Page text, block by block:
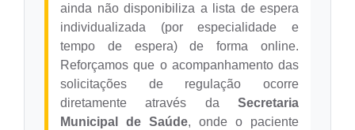
Cadastro usuários de transporte para Trabalho
Arquivos para Download
Cadastro para Estágio
ainda não disponibiliza a lista de espera
individualizada (por especialidade e
tempo de espera) de forma online.
Reforçamos que o acompanhamento das
solicitações de regulação ocorre
diretamente através da Secretaria
Municipal de Saúde, onde o paciente